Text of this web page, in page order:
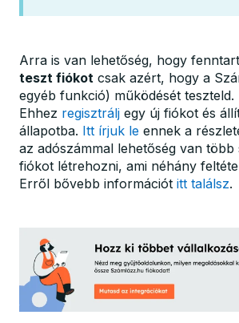
Arra is van lehetőség, hogy
teszt fiókot csak azért, hogy a
egyéb funkció) működését teszteld.
Ehhez regisztrálj egy új fiókot és
állapotba. Itt írjuk le ennek a
az adószámmal lehetőség van több
fiókot létrehozni, ami néhány
Erről bővebb információt itt találsz.